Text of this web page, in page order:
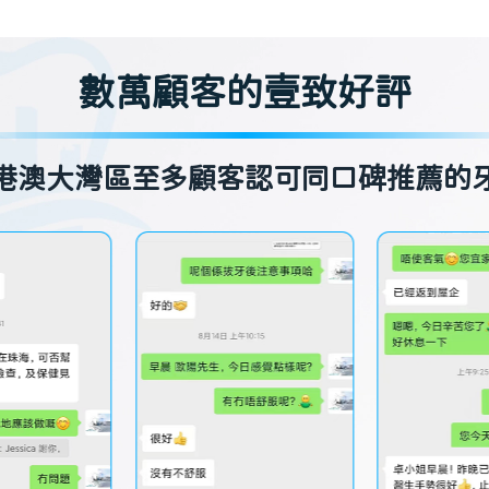
數萬顧客的壹致好評
澳大灣區至多顧客認可同口碑推薦的